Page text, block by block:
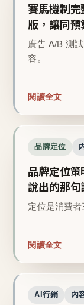
賽馬機制
版，讓同
廣告 A/B 測
容。
閱讀全文
品牌定位
品牌定位
說出的那句
定位是消費者
閱讀全文
AI行銷 內